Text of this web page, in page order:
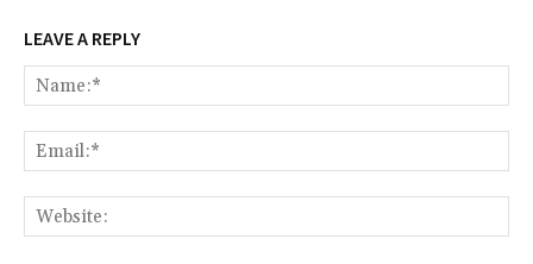
LEAVE A REPLY